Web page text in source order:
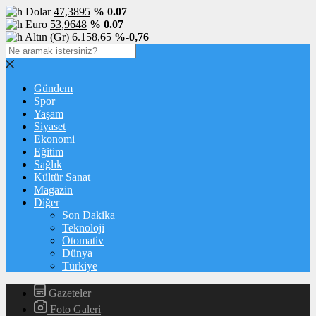
Dolar47,3895 % 0.07
Euro 53,9648 % 0.07
Altın (Gr) 6.158,65 %-0,76
Gündem
Spor
Yaşam
Siyaset
Ekonomi
Eğitim
Sağlık
Kültür Sanat
Magazin
Diğer
Son Dakika
Teknoloji
Otomativ
Dünya
Türkiye
Gazeteler
Foto Galeri